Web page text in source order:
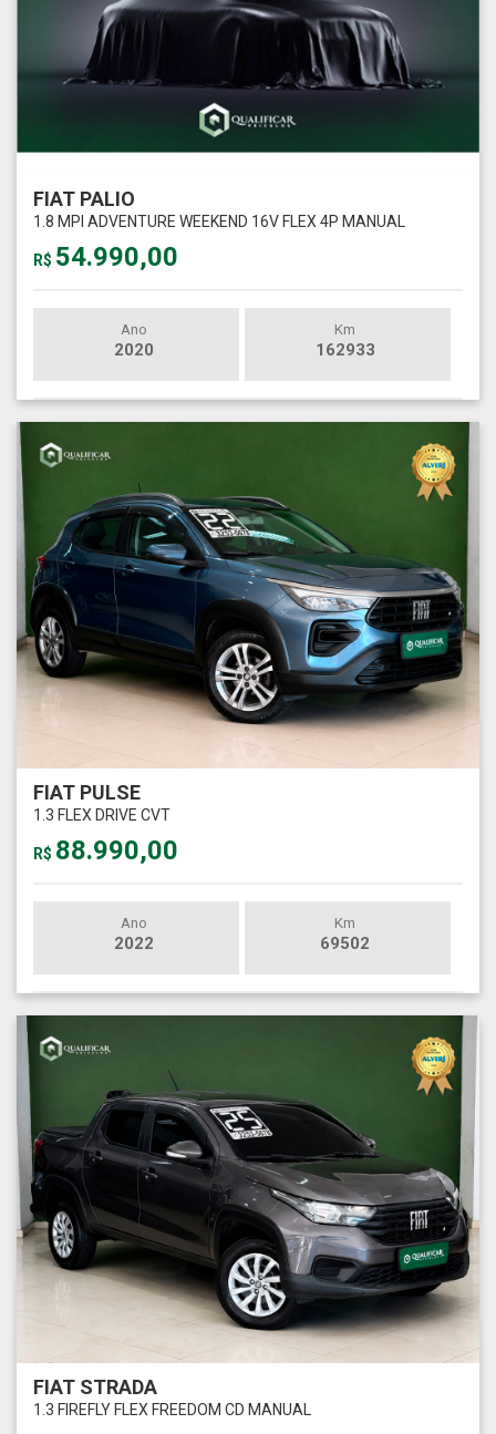
FIAT PALIO
1.8 MPI ADVENTURE WEEKEND 16V FLEX 4P MANUAL
R$ 54.990,00
Ano
2020
Km
162933
FIAT PULSE
1.3 FLEX DRIVE CVT
R$ 88.990,00
Ano
2022
Km
69502
FIAT STRADA
1.3 FIREFLY FLEX FREEDOM CD MANUAL